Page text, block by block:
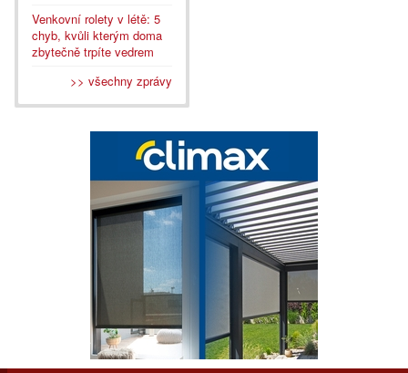
Venkovní rolety v létě: 5
chyb, kvůli kterým doma
zbytečně trpíte vedrem
>> všechny zprávy